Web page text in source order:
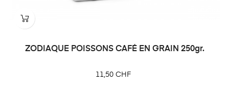
ZODIAQUE POISSONS CAFÉ EN GRAIN 250gr.
Prix
11,50 CHF